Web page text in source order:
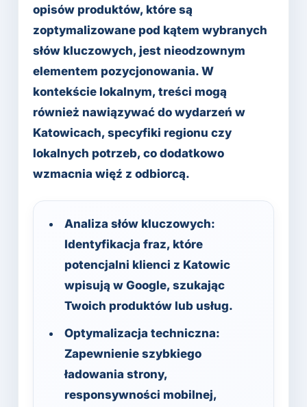
opisów produktów, które są
zoptymalizowane pod kątem wybranych
słów kluczowych, jest nieodzownym
elementem pozycjonowania. W
kontekście lokalnym, treści mogą
również nawiązywać do wydarzeń w
Katowicach, specyfiki regionu czy
lokalnych potrzeb, co dodatkowo
wzmacnia więź z odbiorcą.
Analiza słów kluczowych:
Identyfikacja fraz, które
potencjalni klienci z Katowic
wpisują w Google, szukając
Twoich produktów lub usług.
Optymalizacja techniczna:
Zapewnienie szybkiego
ładowania strony,
responsywności mobilnej,